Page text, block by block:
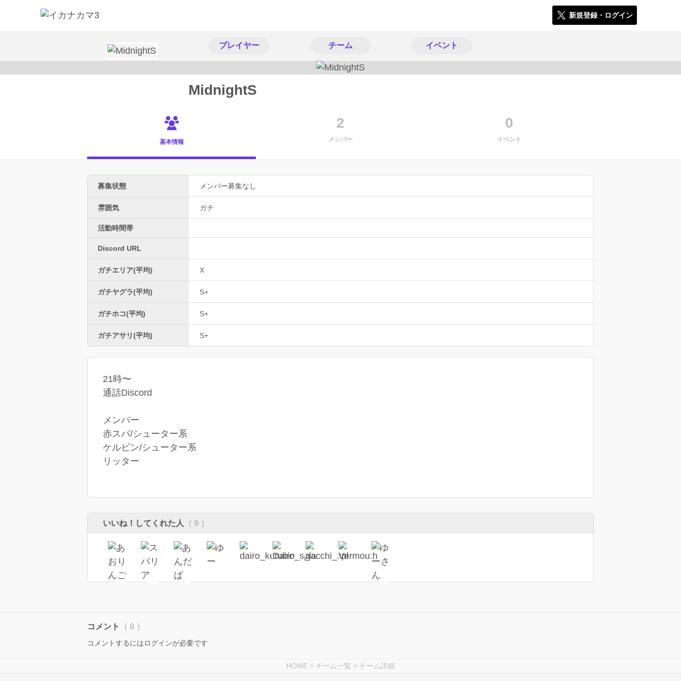
新規登録・ログイン
プレイヤー チーム イベント
MidnightS
基本情報
2
メンバー
0
イベント
募集状態 メンバー募集なし
雰囲気 ガチ
活動時間帯
Discord URL
ガチエリア(平均) X
ガチヤグラ(平均) S+
ガチホコ(平均) S+
ガチアサリ(平均) S+
21時〜
通話Discord
メンバー
赤スパ/シューター系
ケルビン/シューター系
リッター
いいね！してくれた人 （ 9 ）
コメント （ 0 ）
コメントするにはログインが必要です
HOME > チーム一覧 > チーム詳細